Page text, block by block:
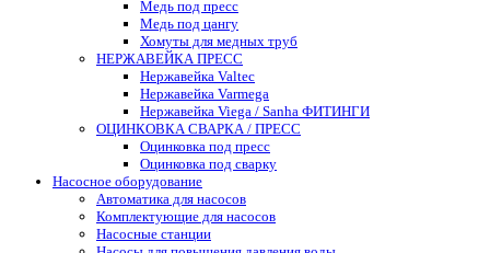
Медь под пресс
Медь под цангу
Хомуты для медных труб
НЕРЖАВЕЙКА ПРЕСС
Нержавейка Valtec
Нержавейка Varmega
Нержавейка Viega / Sanha ФИТИНГИ
ОЦИНКОВКА СВАРКА / ПРЕСС
Оцинковка под пресс
Оцинковка под сварку
Насосное оборудование
Автоматика для насосов
Комплектующие для насосов
Насосные станции